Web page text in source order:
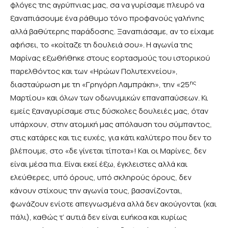
φλόγες της αγρύπνιας μας, σα να γυρίσαμε πλευρό να
ξαναπιάσουμε ένα ράθυμο τόνο προφανούς γαλήνης
αλλά βαθύτερης παράδοσης. Ξαναπιάσαμε, αν το είχαμε
αφήσει, το «κοίταζε τη δουλειά σου». Η αγωνία της
Μαρίνας εξωθήθηκε στους εορτασμούς του ιστορικού
παρελθόντος και των «Ηρώων Πολυτεχνείου»,
διασταύρωση με τη «Γρηγόρη Λαμπράκη», την «25ης
Μαρτίου» και όλων των οδωνυμικών επαναπαύσεων. Κι
εμείς ξαναγυρίσαμε στις δύσκολες δουλειές μας, όταν
υπάρχουν, στην ατομική μας απόλαυση του σύμπαντος,
στις κατάρες και τις ευχές, για κάτι καλύτερο που δεν το
βλέπουμε, στο «δε γίνεται τίποτα»! Και οι Μαρίνες, δεν
είναι μέσα πια. Είναι εκεί έξω, έγκλειστες αλλά και
ελεύθερες, υπό όρους, υπό σκληρούς όρους, δεν
κάνουν στίχους την αγωνία τους, βασανίζονται,
φωνάζουν ενίοτε απεγνωσμένα αλλά δεν ακούγονται (και
πάλι), καθώς τ’ αυτιά δεν είναι ευήκοα και κυρίως